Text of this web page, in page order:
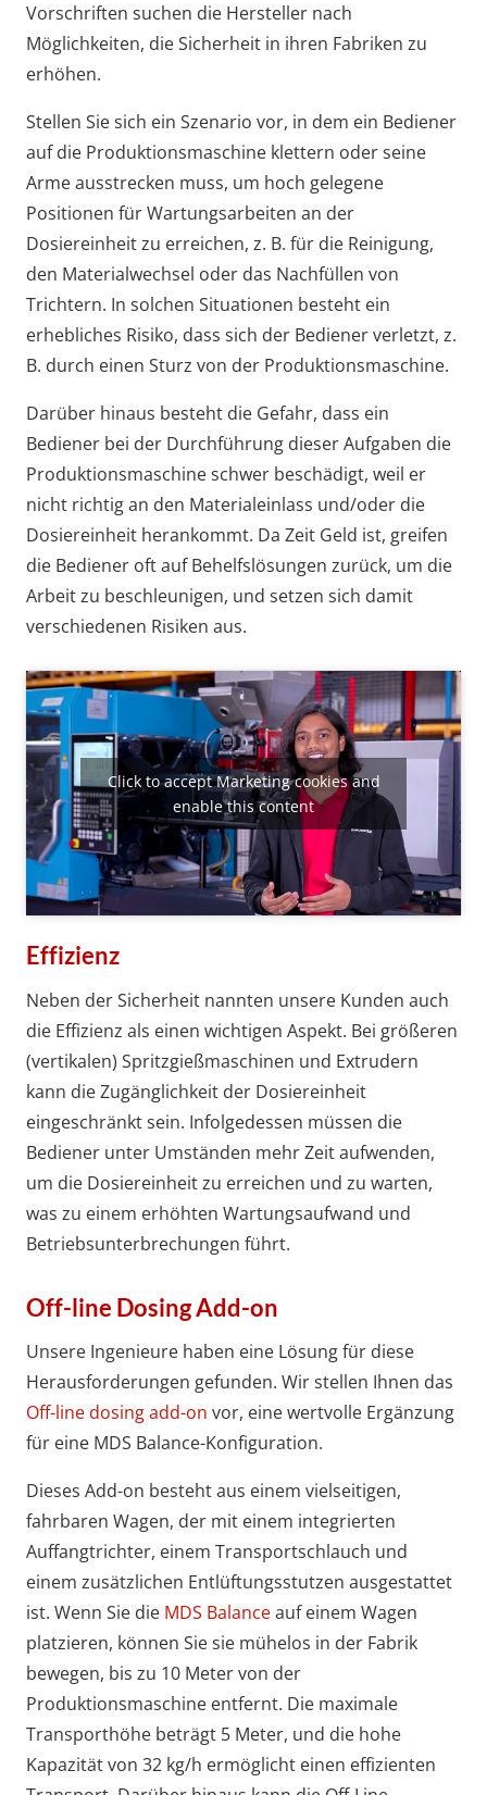
Vorschriften suchen die Hersteller nach
Möglichkeiten, die Sicherheit in ihren Fabriken zu
erhöhen.
Stellen Sie sich ein Szenario vor, in dem ein Bediener
auf die Produktionsmaschine klettern oder seine
Arme ausstrecken muss, um hoch gelegene
Positionen für Wartungsarbeiten an der
Dosiereinheit zu erreichen, z. B. für die Reinigung,
den Materialwechsel oder das Nachfüllen von
Trichtern. In solchen Situationen besteht ein
erhebliches Risiko, dass sich der Bediener verletzt, z.
B. durch einen Sturz von der Produktionsmaschine.
Darüber hinaus besteht die Gefahr, dass ein
Bediener bei der Durchführung dieser Aufgaben die
Produktionsmaschine schwer beschädigt, weil er
nicht richtig an den Materialeinlass und/oder die
Dosiereinheit herankommt. Da Zeit Geld ist, greifen
die Bediener oft auf Behelfslösungen zurück, um die
Arbeit zu beschleunigen, und setzen sich damit
verschiedenen Risiken aus.
Click to accept Marketing cookies and
enable this content
Effizienz
Neben der Sicherheit nannten unsere Kunden auch
die Effizienz als einen wichtigen Aspekt. Bei größeren
(vertikalen) Spritzgießmaschinen und Extrudern
kann die Zugänglichkeit der Dosiereinheit
eingeschränkt sein. Infolgedessen müssen die
Bediener unter Umständen mehr Zeit aufwenden,
um die Dosiereinheit zu erreichen und zu warten,
was zu einem erhöhten Wartungsaufwand und
Betriebsunterbrechungen führt.
Off-line Dosing Add-on
Unsere Ingenieure haben eine Lösung für diese
Herausforderungen gefunden. Wir stellen Ihnen das
Off-line dosing add-on vor, eine wertvolle Ergänzung
für eine MDS Balance-Konfiguration.
Dieses Add-on besteht aus einem vielseitigen,
fahrbaren Wagen, der mit einem integrierten
Auffangtrichter, einem Transportschlauch und
einem zusätzlichen Entlüftungsstutzen ausgestattet
ist. Wenn Sie die MDS Balanceauf einem Wagen
platzieren, können Sie sie mühelos in der Fabrik
bewegen, bis zu 10 Meter von der
Produktionsmaschine entfernt. Die maximale
Transporthöhe beträgt 5 Meter, und die hohe
Kapazität von 32 kg/h ermöglicht einen effizienten